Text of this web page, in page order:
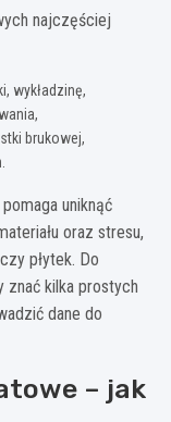
najczęściej
wykładzinę,
brukowej,
uniknąć
oraz stresu,
płytek. Do
znać kilka prostych
dane do
– jak